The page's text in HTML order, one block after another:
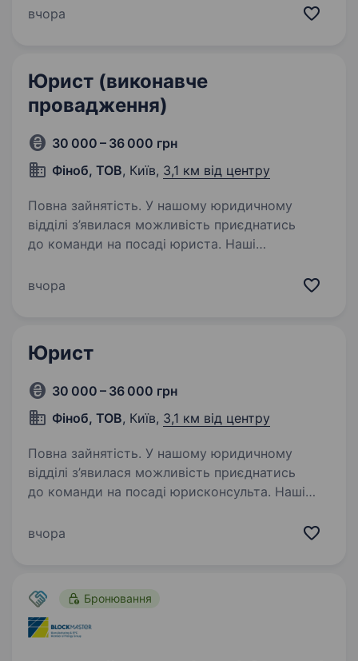
супровід іноземців у питаннях отримання
вчора
Юрист (виконавче
провадження)
30 000 – 36 000 грн
Фіноб, ТОВ, Київ, 3,1 км від центру
Повна зайнятість. У нашому юридичному
відділі з’явилася можливість приєднатись
до команди на посаді юриста. Наші
працевлаштування з першого дня Повністю
вчора
Юрист
30 000 – 36 000 грн
Фіноб, ТОВ, Київ, 3,1 км від центру
Повна зайнятість. У нашому юридичному
відділі з’явилася можливість приєднатись
до команди на посаді юрисконсульта. Наші
працевлаштування з першого дня Повністю
вчора
Бронювання